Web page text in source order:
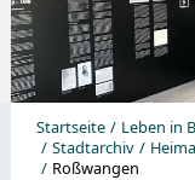
Startseite Leben in
Stadtarchiv
Roßwangen